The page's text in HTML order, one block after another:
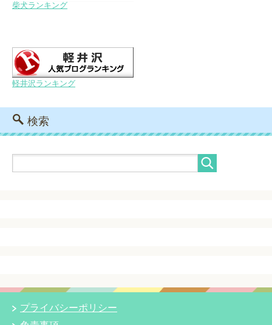
柴犬ランキング
軽井沢ランキング
検索
プライバシーポリシー